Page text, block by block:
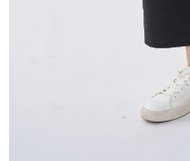
權轉讓予恩沛科技股份有限公司。
２．關於個人資料處理事宜，請瀏
https://aftee.tw/terms/#terms3
３．未成年的使用者請事先徵得法
「AFTEE先享後付」，若未經同
４．使用「AFTEE先享後付」時
時審查核予不同之上限額度；若仍
５．嚴禁一人註冊多個帳號或使用